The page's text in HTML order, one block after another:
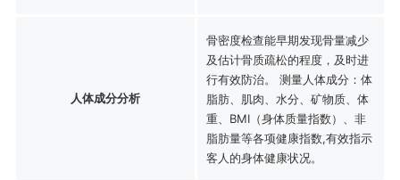
人体成分分析
骨密度检查能早期发现骨量减少
及估计骨质疏松的程度，及时进
行有效防治。 测量人体成分：体
脂肪、肌肉、水分、矿物质、体
重、BMI（身体质量指数）、非
脂肪量等各项健康指数,有效指示
客人的身体健康状况。